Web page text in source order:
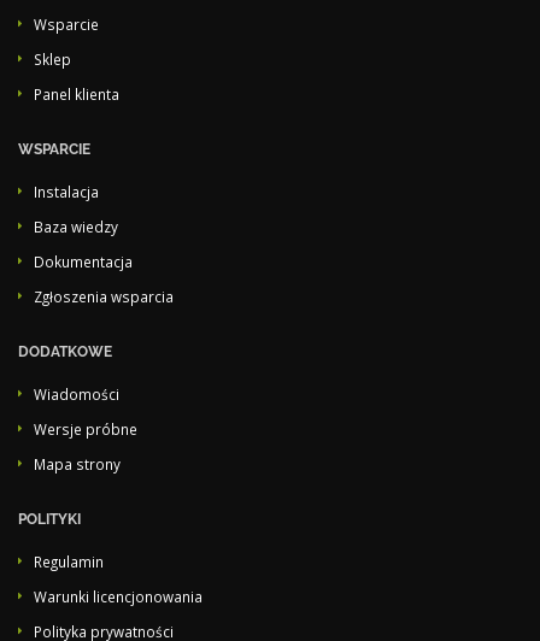
Wsparcie
Sklep
Panel klienta
WSPARCIE
Instalacja
Baza wiedzy
Dokumentacja
Zgłoszenia wsparcia
DODATKOWE
Wiadomości
Wersje próbne
Mapa strony
POLITYKI
Regulamin
Warunki licencjonowania
Polityka prywatności